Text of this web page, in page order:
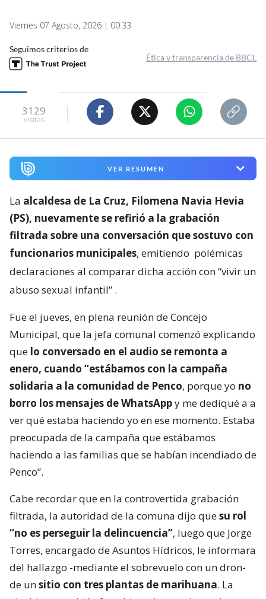
Viernes 07 Agosto, 2026 | 00:33
Seguimos criterios de
Ética y transparencia de BBCL
3129
visitas
VER RESUMEN
La alcaldesa de La Cruz, Filomena Navia Hevia
(PS), nuevamente se refirió a la grabación
filtrada sobre una conversación que sostuvo con
funcionarios municipales, emitiendo polémicas
declaraciones al comparar dicha acción con “vivir un
abuso sexual infantil” .
Fue el jueves, en plena reunión de Concejo
Municipal, que la jefa comunal comenzó explicando
que lo conversado en el audio se remonta a
enero, cuando “estábamos con la campaña
solidaria a la comunidad de Penco, porque yo no
borro los mensajes de WhatsAppy me dediqué a a
ver qué estaba haciendo yo en ese momento. Estaba
preocupada de la campaña que estábamos
haciendo a las familias que se habían incendiado de
Penco”.
Cabe recordar que en la controvertida grabación
filtrada, la autoridad de la comuna dijo quesu rol
“no es perseguir la delincuencia”, luego que Jorge
Torres, encargado de Asuntos Hídricos, le informara
del hallazgo -mediante el sobrevuelo con un dron-
de unsitio con tres plantas de marihuana. La